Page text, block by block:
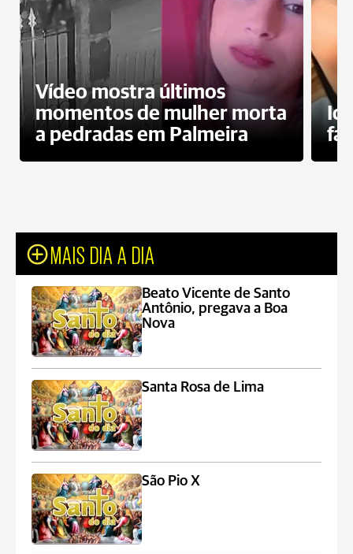
Vídeo mostra últimos
momentos de mulher morta
a pedradas em Palmeira
MAIS DIA A DIA
Beato Vicente de Santo
Antônio, pregava a Boa
Nova
Santa Rosa de Lima
São Pio X